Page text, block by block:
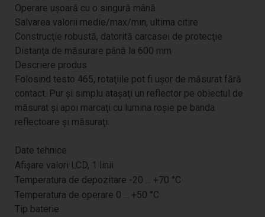
Operare uşoară cu o singură mână
Salvarea valorii medie/max/min, ultima citire
Construcţie robustă, datorită carcasei de protecţie
Distanţa de măsurare până la 600 mm
Descriere produs
Folosind testo 465, rotaţiile pot fi uşor de măsurat fără
contact. Pur şi simplu ataşaţi un reflector pe obiectul de
măsurat şi apoi marcaţi cu lumina roşie pe banda
reflectoare şi măsuraţi.
Date tehnice
Afișare valori LCD, 1 linii
Temperatura de depozitare -20 ... +70 °C
Temperatura de operare 0 ... +50 °C
Tip baterie